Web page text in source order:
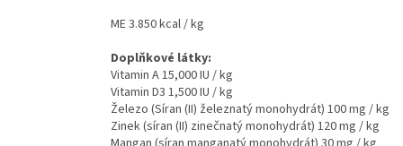
ME 3.850 kcal / kg
Doplňkové látky:
Vitamin A 15,000 IU / kg
Vitamin D3 1,500 IU / kg
Železo (Síran (II) železnatý monohydrát) 100 mg / kg
Zinek (síran (II) zinečnatý monohydrát) 120 mg / kg